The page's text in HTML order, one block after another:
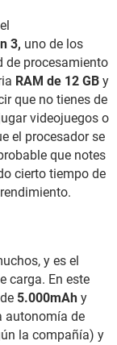
3, uno de los
de procesamiento
RAM de 12 GB y
que no tienes de
videojuegos o
el procesador se
que notes
cierto tiempo de
y es el
carga. En este
5.000mAh y
autonomía de
la compañía) y